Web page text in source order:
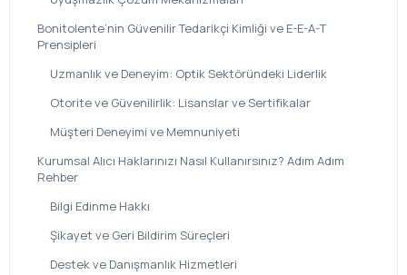
Bonitolente’nin Güvenilir Tedarikçi Kimliği ve E-E-A-T
Prensipleri
Uzmanlık ve Deneyim: Optik Sektöründeki Liderlik
Otorite ve Güvenilirlik: Lisanslar ve Sertifikalar
Müşteri Deneyimi ve Memnuniyeti
Kurumsal Alıcı Haklarınızı Nasıl Kullanırsınız? Adım Adım
Rehber
Bilgi Edinme Hakkı
Şikayet ve Geri Bildirim Süreçleri
Destek ve Danışmanlık Hizmetleri